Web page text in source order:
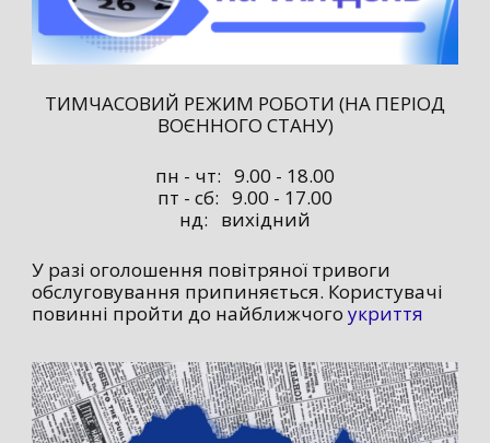
ТИМЧАСОВИЙ РЕЖИМ РОБОТИ (НА ПЕРІОД
ВОЄННОГО СТАНУ)
пн - чт: 9.00 - 18.00
пт - сб: 9.00 - 17.00
нд: вихідний
У разі оголошення повітряної тривоги
обслуговування припиняється. Користувачі
повинні пройти до найближчого укриття